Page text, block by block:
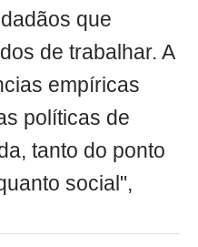
que
de trabalhar. A
empíricas
políticas de
tanto do ponto
social",